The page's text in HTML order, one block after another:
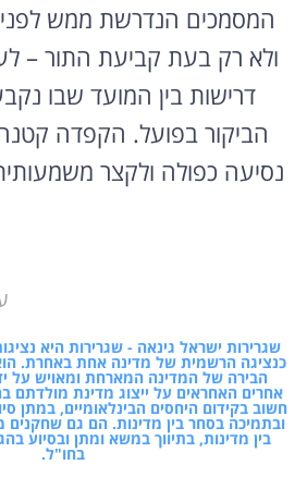
המסמכים הנדרשת ממש
ולא רק בעת קביעת התור –
דרישות בין המועד שבו
הביקור בפועל. הקפדה קטנה
נסיעה כפולה ולקצר
שגרירות ישראל גינאה - שגרירות היא
כנציגה הרשמית של מדינה אחת באחרת.
הבירה של המדינה המארחת ומאויש על
אחרים האחראים על ייצוג מדינת מולדתם
חשוב בקידום היחסים הבינלאומיים, במתן
ובתמיכה בסחר בין מדינות. הם גם שחקנים
בין מדינות, בתיווך במשא ומתן ובסיוע
בחו"ל.